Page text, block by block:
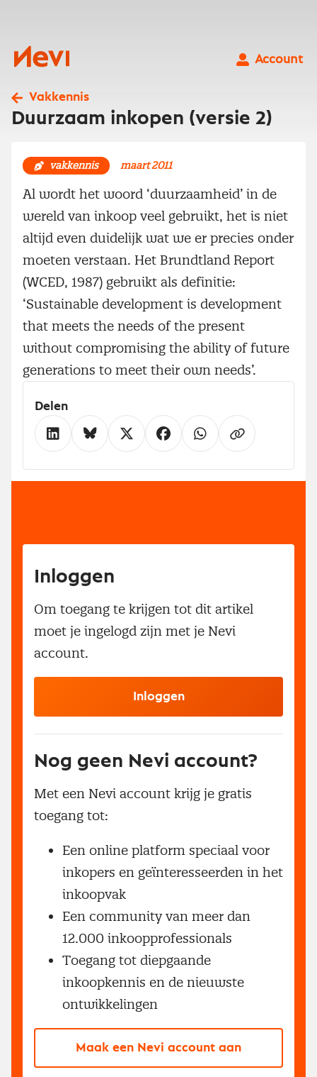
Nevi
Account
Vakkennis
Duurzaam inkopen (versie 2)
vakkennis maart 2011
Al wordt het woord ‘duurzaamheid’ in de
wereld van inkoop veel gebruikt, het is niet
altijd even duidelijk wat we er precies onder
moeten verstaan. Het Brundtland Report
(WCED, 1987) gebruikt als definitie:
‘Sustainable development is development
that meets the needs of the present
without compromising the ability of future
generations to meet their own needs’.
Delen
Inloggen
Om toegang te krijgen tot dit artikel
moet je ingelogd zijn met je Nevi
account.
Inloggen
Nog geen Nevi account?
Met een Nevi account krijg je gratis
toegang tot:
Een online platform speciaal voor
inkopers en geïnteresseerden in het
inkoopvak
Een community van meer dan
12.000 inkoopprofessionals
Toegang tot diepgaande
inkoopkennis en de nieuwste
ontwikkelingen
Maak een Nevi account aan